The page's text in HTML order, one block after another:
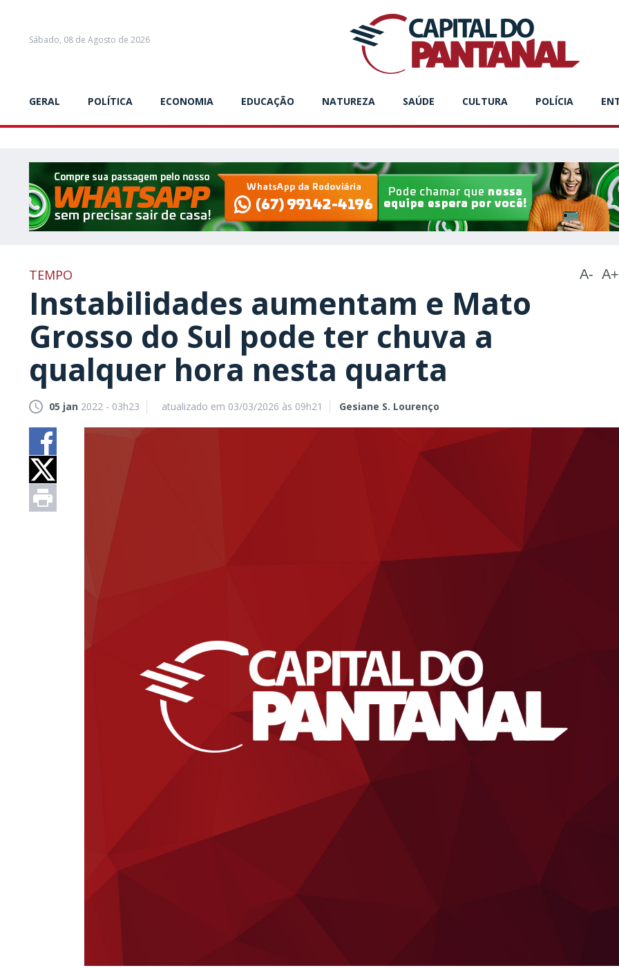
Sábado, 08 de Agosto de 2026
GERAL POLÍTICA ECONOMIA EDUCAÇÃO NATUREZA SAÚDE CULTURA POLÍCIA
TEMPO A- A+
Instabilidades aumentam e Mato
Grosso do Sul pode ter chuva a
qualquer hora nesta quarta
05 jan 2022 - 03h23 atualizado em 03/03/2026 às 09h21 Gesiane S. Lourenço